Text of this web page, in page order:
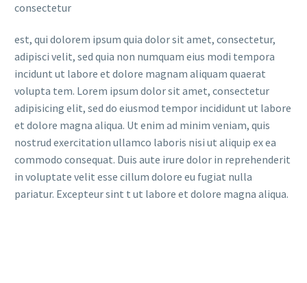
consectetur
est, qui dolorem ipsum quia dolor sit amet, consectetur,
adipisci velit, sed quia non numquam eius modi tempora
incidunt ut labore et dolore magnam aliquam quaerat
volupta tem. Lorem ipsum dolor sit amet, consectetur
adipisicing elit, sed do eiusmod tempor incididunt ut labore
et dolore magna aliqua. Ut enim ad minim veniam, quis
nostrud exercitation ullamco laboris nisi ut aliquip ex ea
commodo consequat. Duis aute irure dolor in reprehenderit
in voluptate velit esse cillum dolore eu fugiat nulla
pariatur. Excepteur sint t ut labore et dolore magna aliqua.